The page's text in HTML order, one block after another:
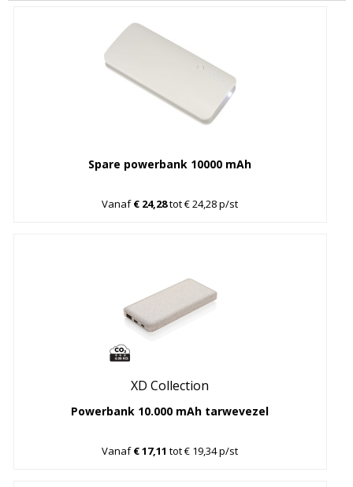
Spare powerbank 10000 mAh
Vanaf€ 24,28tot € 24,28 p/st
XD Collection
Powerbank 10.000 mAh tarwevezel
Vanaf€ 17,11 tot € 19,34 p/st